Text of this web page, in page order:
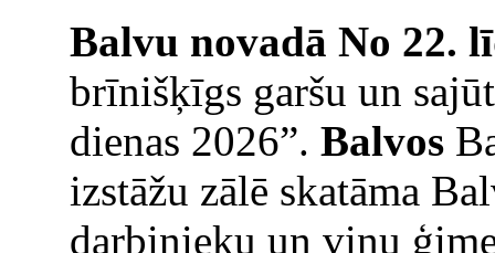
Balvu novadā No 22.
brīnišķīgs garšu un
dienas 2026”. Balvos
izstāžu zālē skatāma
darbinieku un viņu